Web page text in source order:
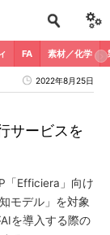
FA 素材／化学
2022年8月25日
サービスを
「Efficiera」向け
モデル」を対象
を導入する際の